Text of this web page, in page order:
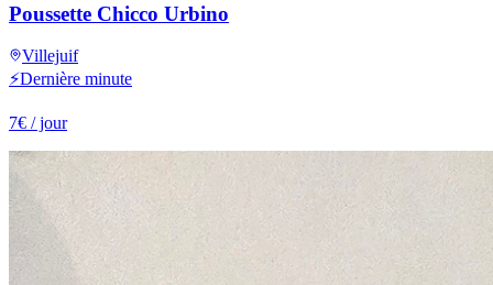
Poussette Chicco Urbino
Villejuif
⚡Dernière minute
7€ / jour